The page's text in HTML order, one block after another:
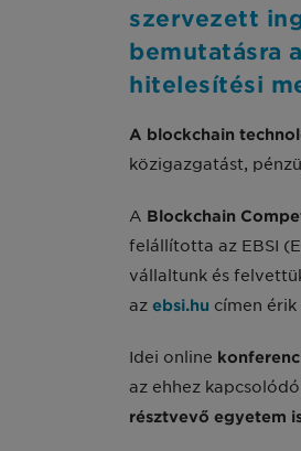
szervezett
bemutatásra
hitelesítési
A blockchain
közigazgatást,
A Blockchain
felállította az EBSI
vállaltunk és
az ebsi.hu címen érik
Idei online
az ehhez
résztvevő egyetem